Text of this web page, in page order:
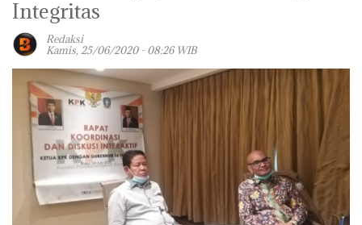
Integritas
Redaksi
Kamis, 25/06/2020 - 08:26 WIB